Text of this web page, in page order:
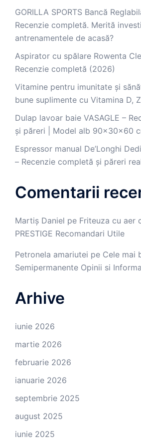
GORILLA SPORTS Bancă
Recenzie completă. Merită
antrenamentele de acasă?
Aspirator cu spălare Rowenta
Recenzie completă (2026)
Vitamine pentru imunitate și
bune suplimente cu Vitamina D,
Dulap lavoar baie VASAGLE –
și păreri | Model alb 90x30x60
Espressor manual De’Longhi
– Recenzie completă și păreri
Comentarii
Martiș Daniel pe Friteuza cu aer
PRESTIGE Recomandari Utile
Petronela amariutei pe Cele mai
Semipermanente Opinii si
Arhive
iunie 2026
martie 2026
februarie 2026
ianuarie 2026
septembrie 2025
august 2025
iunie 2025